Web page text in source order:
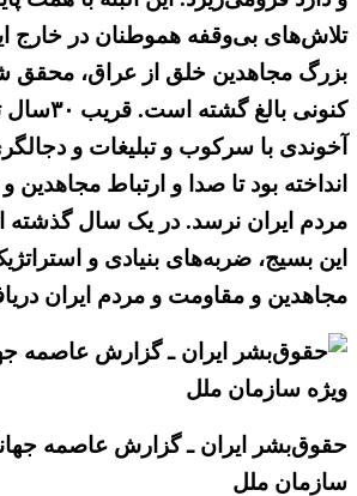
تلاش‌های بی‌وقفه هموطنان در خارج
بزرگ مجاهدین خلق از عراق، محقق
کنونی بالغ
آخوندی با سرکوب و تبلیغات و
انداخته بود تا صدا و ارتباط مجاهدین
مردم ایران نرسد. در یک سال گذشته
این بسیج، ضربه‌های بنیادی و
مجاهدین و مقاومت و مردم ایران
حقوق‌بشر ایران ـ گزارش عاصمه
سازمان ملل